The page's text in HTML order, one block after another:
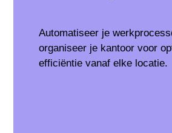
Automatiseer je
organiseer je kantoor voor
efficiëntie vanaf elke locatie.